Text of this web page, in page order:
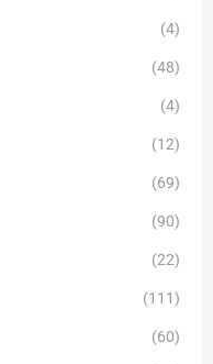
(4)
(48)
(4)
(12)
(69)
(90)
(22)
(111)
(60)